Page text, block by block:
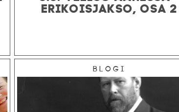
ERIKOISJAKSO, OSA 2
Blogi